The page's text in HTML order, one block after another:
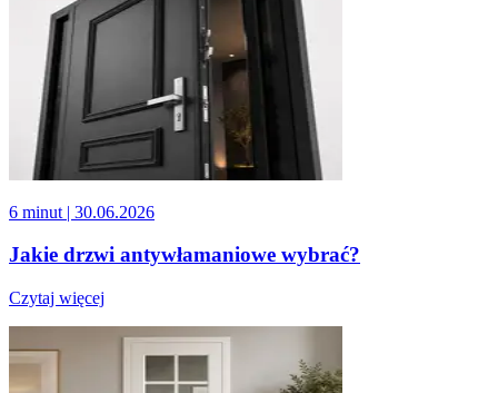
6 minut | 30.06.2026
Jakie drzwi antywłamaniowe wybrać?
Czytaj więcej